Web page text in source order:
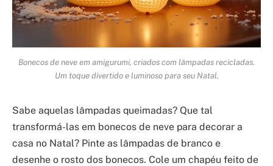
Bonecos de neve em amigurumi, criados com lâmpadas recicladas.
Um toque divertido e luminoso para seu Natal.
Sabe aquelas lâmpadas queimadas? Que tal
transformá-las em bonecos de neve para decorar a
casa no Natal? Pinte as lâmpadas de branco e
desenhe o rosto dos bonecos. Cole um chapéu feito de